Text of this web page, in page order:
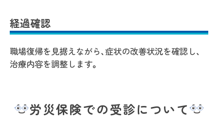
経過確認
職場復帰を見据えながら、症状の改善状況を確認し、
治療内容を調整します。
労災保険での受診について